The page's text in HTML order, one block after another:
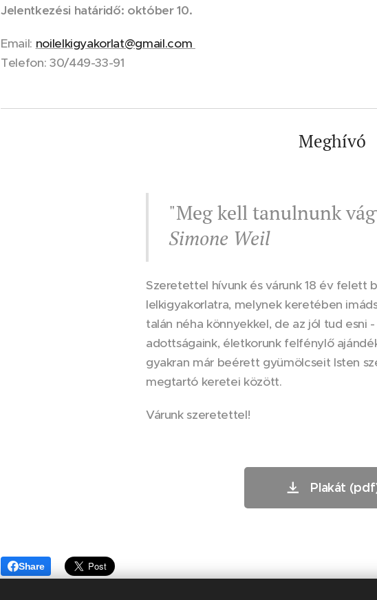
Jelentkezési határidő: október 10.
Email: noilelkigyakorlat@gmail.com
Telefon: 30/449-33-91
Meghívó
"Meg kell tanulnunk
Simone Weil
Szeretettel hívunk és várunk 18 év felett
lelkigyakorlatra, melynek keretében
talán néha könnyekkel, de az jól tud esni
adottságaink, életkorunk felfénylő
gyakran már beérett gyümölcseit Isten
megtartó keretei között.
Várunk szeretettel!
Plakát
Share